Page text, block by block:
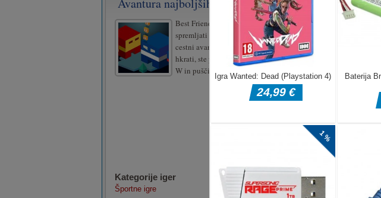
Avantura najboljših prijateljev
Best Friends Adventure, ali želite
spremljati ta dva kubična lika v neskončni
cestni avanturi? Nadzirali boste dva lika
hkrati, ste pripravljeni na to?
W in puščica navzgor ali dotaknite se
Kategorije iger
Športne igre